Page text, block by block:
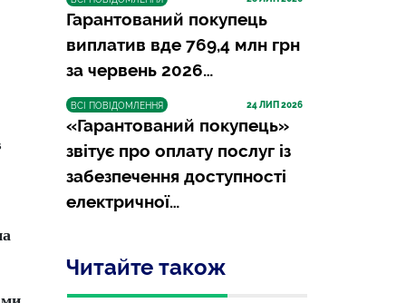
Гарантований покупець
виплатив вде 769,4 млн грн
за червень 2026…
ВСІ ПОВІДОМЛЕННЯ 24 ЛИП 2026
«Гарантований покупець»
звітує про оплату послуг із
забезпечення доступності
електричної…
Читайте також